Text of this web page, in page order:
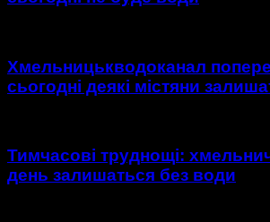
Хмельницькводоканал
сьогодні деякі містяни
Тимчасові труднощі:
день залишаться без води